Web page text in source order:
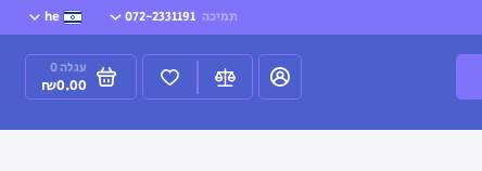
תמיכה 072-2331191
he
עגלה 0
₪0.00